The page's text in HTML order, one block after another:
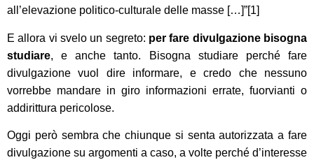
all’elevazione politico-culturale delle masse […]”[1]
E allora vi svelo un segreto: per fare divulgazione bisogna
studiare,e anchetanto. Bisogna studiare perché fare
divulgazione vuol dire informare, e credo che nessuno
vorrebbe mandare in giro informazioni errate, fuorvianti o
addirittura pericolose.
Oggi però sembra che chiunque si senta autorizzata a fare
divulgazione su argomenti a caso, a volte perché d’interesse